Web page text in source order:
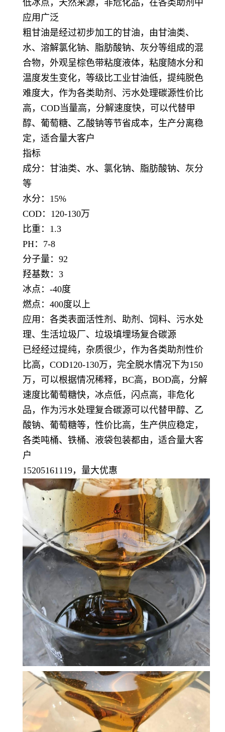
低冰点，天然来源，非危化品，在各类助剂中
应用广泛
粗甘油是经过初步加工的甘油，由甘油类、
水、溶解氯化钠、脂肪酸钠、灰分等组成的混
合物，外观呈棕色带粘度液体，粘度随水分和
温度发生变化，等级比工业甘油低，提纯脱色
难度大，作为各类助剂、污水处理碳源性价比
高，COD当量高，分解速度快，可以代替甲
醇、葡萄糖、乙酸钠等节省成本，生产分离稳
定，适合量大客户
指标
成分：甘油类、水、氯化钠、脂肪酸钠、灰分
等
水分：15%
COD：120-130万
比重：1.3
PH：7-8
分子量：92
羟基数：3
冰点：-40度
燃点：400度以上
应用：各类表面活性剂、助剂、饲料、污水处
理、生活垃圾厂、垃圾填埋场复合碳源
已经经过提纯，杂质很少，作为各类助剂性价
比高，COD120-130万，完全脱水情况下为150
万，可以根据情况稀释，BC高，BOD高，分解
速度比葡萄糖快，冰点低，闪点高，非危化
品，作为污水处理复合碳源可以代替甲醇、乙
酸钠、葡萄糖等，性价比高，生产供应稳定，
各类吨桶、铁桶、液袋包装都由，适合量大客
户
15205161119，量大优惠